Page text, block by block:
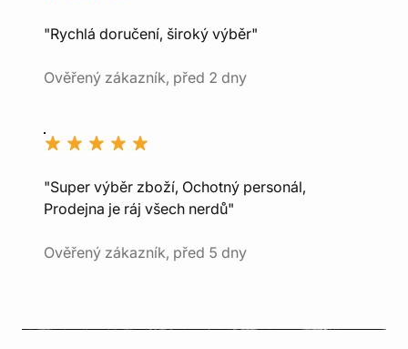
"Rychlá doručení, široký výběr"
Ověřený zákazník, před 2 dny
"Super výběr zboží, Ochotný personál,
Prodejna je ráj všech nerdů"
Ověřený zákazník, před 5 dny